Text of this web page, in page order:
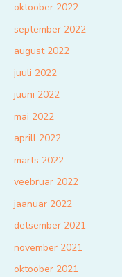
oktoober 2022
september 2022
august 2022
juuli 2022
juuni 2022
mai 2022
aprill 2022
märts 2022
veebruar 2022
jaanuar 2022
detsember 2021
november 2021
oktoober 2021